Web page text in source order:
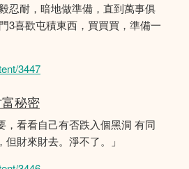
忍耐，暗地做準備，直到萬事俱
3喜歡屯積東西，買買買，準備一
3447
秘密
，看看自己有否跌入個黑洞 有同
財來財去。淨不了。」